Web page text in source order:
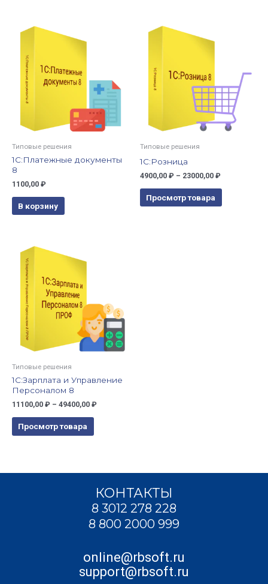
Типовые решения
1С:Платежные документы
8
1100,00 ₽
В корзину
Типовые решения
1С:Розница
4900,00 ₽ – 23000,00 ₽
Просмотр товара
Типовые решения
1С:Зарплата и Управление
Персоналом 8
11100,00 ₽ – 49400,00 ₽
Просмотр товара
КОНТАКТЫ
8 3012 278 228
8 800 2000 999
online@rbsoft.ru
support@rbsoft.ru